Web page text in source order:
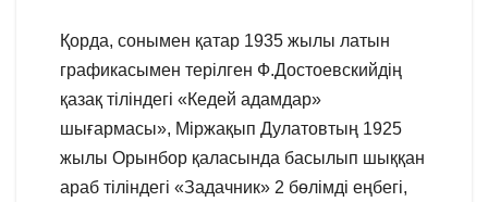
Қорда, сонымен қатар 1935 жылы латын
графикасымен терілген Ф.Достоевскийдің
қазақ тіліндегі «Кедей адамдар»
шығармасы», Міржақып Дулатовтың 1925
жылы Орынбор қаласында басылып шыққан
араб тіліндегі «Задачник» 2 бөлімді еңбегі,